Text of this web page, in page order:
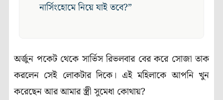
নার্সিংহোমে নিয়ে যাই তবে?”
অর্জুন পকেট থেকে সার্ভিস রিভলবার বের করে সোজা তাক
করলেন সেই লোকটার দিকে। এই মহিলাকে আপনি খুন
করেছেন আর আমার স্ত্রী সুমেধা কোথায়?